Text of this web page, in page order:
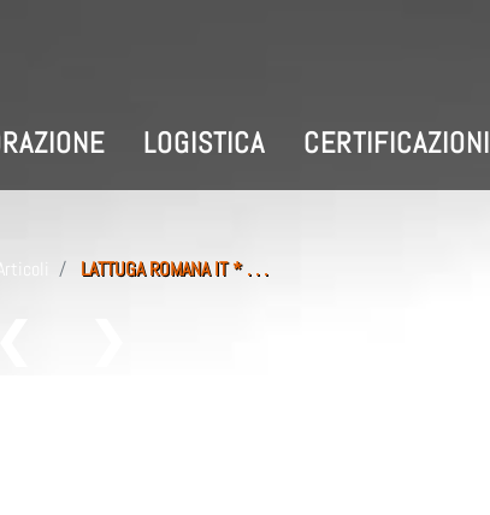
LOGISTICA CERTIFICAZIONI
LATTUGA ROMANA IT * . . .